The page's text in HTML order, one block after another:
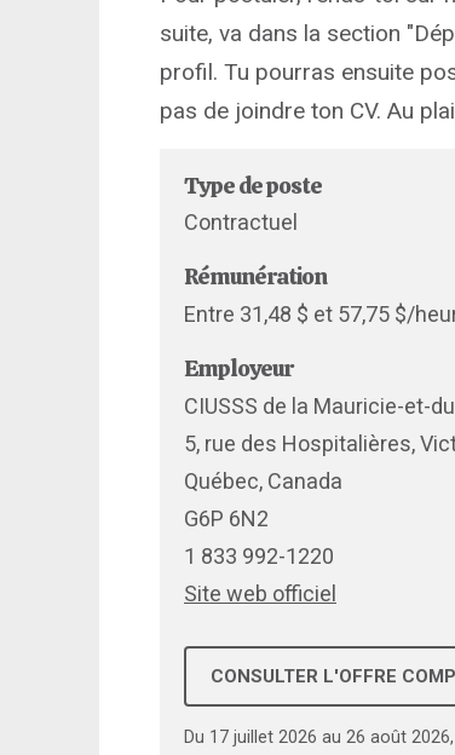
suite, va dans la section
profil. Tu pourras ensuite
pas de joindre ton CV. Au
Type de poste
Contractuel
Rémunération
Entre 31,48 $ et 57,75 $/
Employeur
CIUSSS de la Mauricie-et-
5, rue des Hospitalières,
Québec, Canada
G6P 6N2
1 833 992-1220
Site web officiel
CONSULTER L'OFFRE
Du 17 juillet 2026 au 26 août